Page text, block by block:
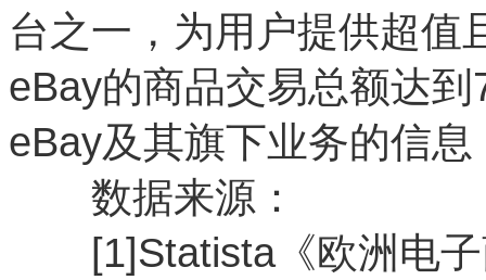
台之一，为用户提供超值
eBay的商品交易总额达
eBay及其旗下业务的信
数据来源：
[1]Statista《欧洲电子